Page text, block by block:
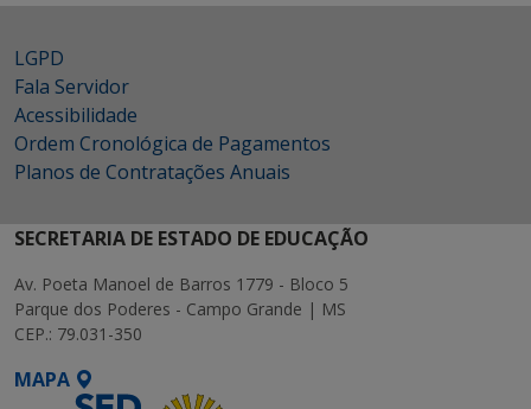
LGPD
Fala Servidor
Acessibilidade
Ordem Cronológica de Pagamentos
Planos de Contratações Anuais
SECRETARIA DE ESTADO DE EDUCAÇÃO
Av. Poeta Manoel de Barros 1779 - Bloco 5
Parque dos Poderes - Campo Grande | MS
CEP.: 79.031-350
MAPA